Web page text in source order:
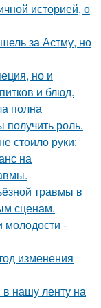
историей, о
за Астму, но
но и
и блюд.
полна
получить роль.
стоило руки:
на
травмы в
сценам.
молодости -
изменения
нашу ленту на